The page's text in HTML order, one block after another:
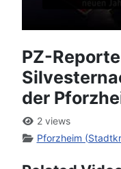
PZ-
der
2 views
Pforzheim